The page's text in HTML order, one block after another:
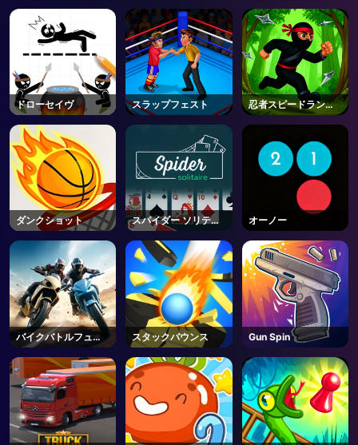
ェスティバル
ル
ドローセイヴ スラップフェスト
忍者スピードランナ
ー
ダンクショット
スパイダー ソリティ
ア
オーノー
バイクバトルフュー
リー
スタックバウンス Gun Spin